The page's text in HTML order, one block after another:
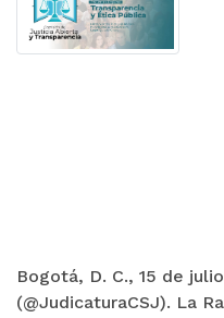
Bogotá, D. C., 15 de
(@JudicaturaCSJ). La